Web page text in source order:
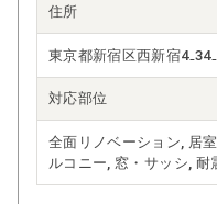
住所
東京都新宿区西新宿
対応部位
全面リノベーション, 居
ルコニー, 窓・サッシ, 耐